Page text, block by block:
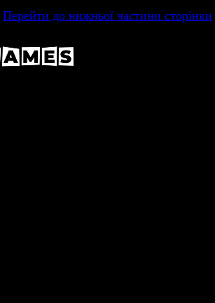
Перейти до нижньої частини сторінки